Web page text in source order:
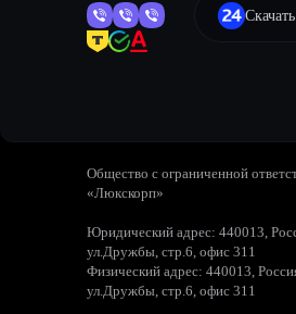
Общество с ограниченной
«Люкскорп»
Юридический адрес: 440013,
ул.Дружбы, стр.6, офис 311
Физический адрес: 440013,
ул.Дружбы, стр.6, офис 311